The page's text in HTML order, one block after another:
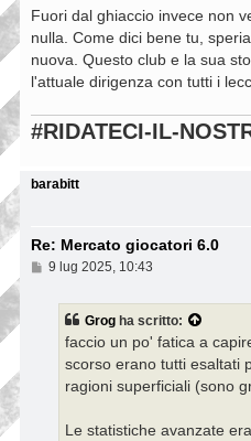
Fuori dal ghiaccio invece non
nulla. Come dici bene tu,
nuova. Questo club e la sua
l'attuale dirigenza con tutti i
#RIDATECI-IL-
barabitt
Re: Mercato giocatori 6.0
M
9 lug 2025, 10:43
Grog ha scritto:
faccio un po' fatica a
scorso erano tutti esaltati
ragioni superficiali (sono
Le statistiche avanzate